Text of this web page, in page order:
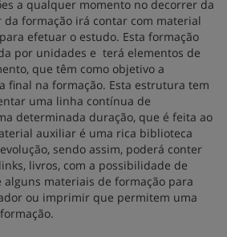
a qualquer momento no decorrer da
formação irá contar com material
efetuar o estudo. Esta formação
por unidades e terá elementos de
que têm como objetivo a
final na formação. Esta estrutura tem
uma linha contínua de
determinada duração, que é feita ao
auxiliar é uma rica biblioteca
sendo assim, poderá conter
livros, com a possibilidade de
materiais de formação para
ou imprimir que permitem uma